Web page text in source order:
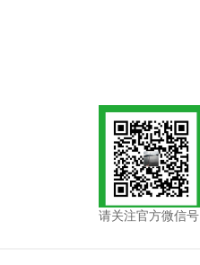
请关注官方微信号